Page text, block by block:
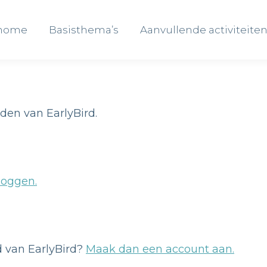
Basisthema’s Aanvullende activiteiten
van EarlyBird.
EarlyBird? Maak dan een account aan.
Basisthema’s Aanvullende activiteiten